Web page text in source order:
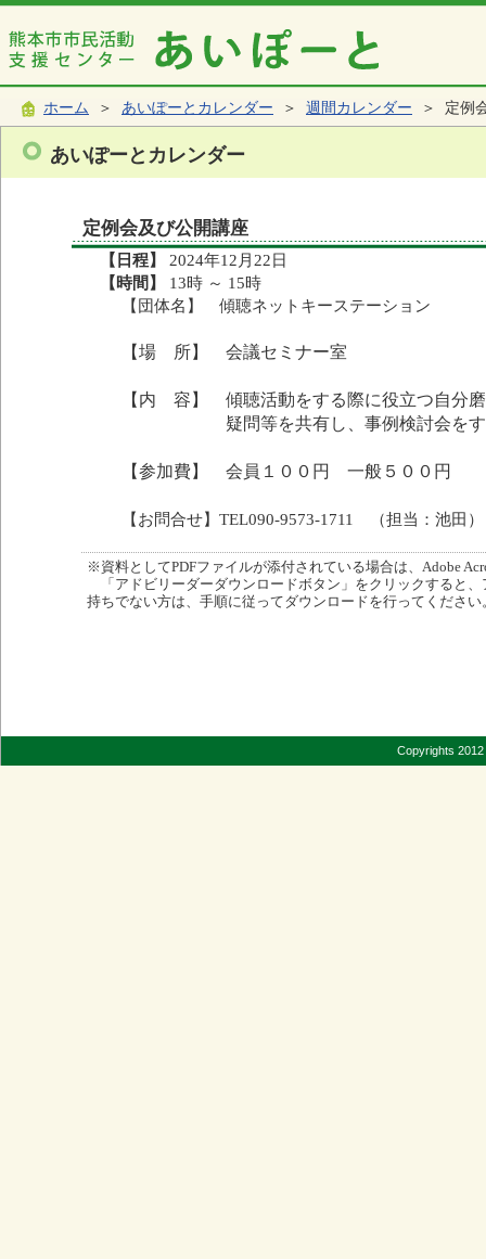
ホーム ＞ あいぽーとカレンダー ＞ 週間カレンダー ＞ 定例
あいぽーとカレンダー
定例会及び公開講座
【日程】
2024年12月22日
【時間】
13時 ～ 15時
【団体名】 傾聴ネットキーステーション
【場 所】 会議セミナー室
【内 容】 傾聴活動をする際に役立つ自分
疑問等を共有し、事例検討会をする。
【参加費】 会員１００円 一般５００円
【お問合せ】TEL090-9573-1711 （担当：池田）
※資料としてPDFファイルが添付されている場合は、Adobe
「アドビリーダーダウンロードボタン」をクリックすると
持ちでない方は、手順に従ってダウンロードを行ってください
Copyrights